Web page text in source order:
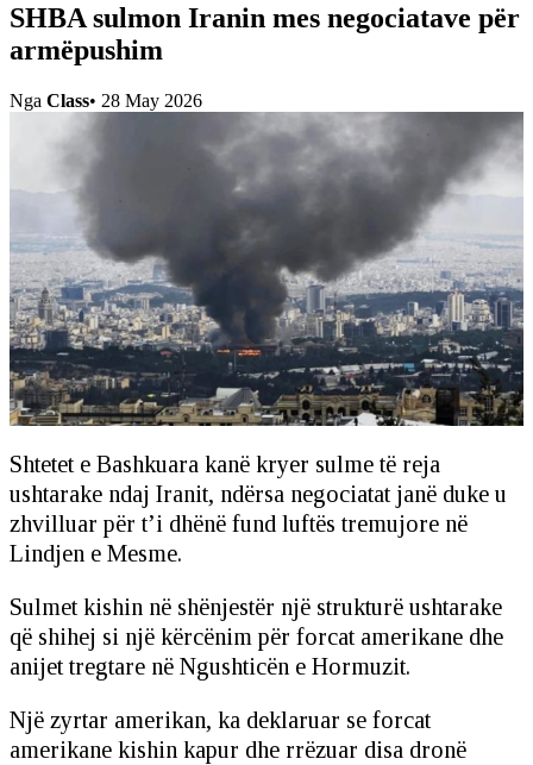
SHBA sulmon Iranin mes negociatave për
armëpushim
Nga Class• 28 May 2026
Shtetet e Bashkuara kanë kryer sulme të reja
ushtarake ndaj Iranit, ndërsa negociatat janë duke u
zhvilluar për t’i dhënë fund luftës tremujore në
Lindjen e Mesme.
Sulmet kishin në shënjestër një strukturë ushtarake
që shihej si një kërcënim për forcat amerikane dhe
anijet tregtare në Ngushticën e Hormuzit.
Një zyrtar amerikan, ka deklaruar se forcat
amerikane kishin kapur dhe rrëzuar disa dronë